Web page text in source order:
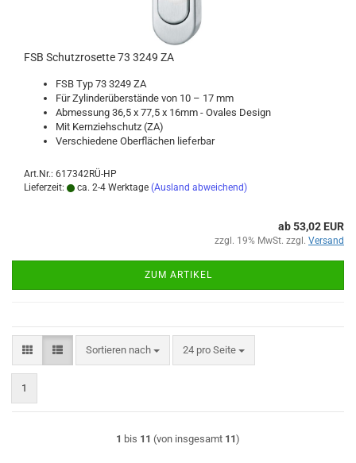
FSB Schutz­ro­set­te 73 3249 ZA
FSB Typ 73 3249 ZA
Für Zy­lin­der­über­stän­de von 10 – 17 mm
Ab­mes­sung 36,5 x 77,5 x 16mm - Ova­les De­sign
Mit Kern­zieh­schutz (ZA)
Ver­schie­de­ne Ober­flä­chen lie­fer­bar
Art.Nr.: 617342RÜ-HP
Lieferzeit:
ca. 2-4 Werktage (Ausland abweichend)
ab 53,02 EUR
zzgl. 19% MwSt. zzgl. Versand
ZUM ARTIKEL
Sortieren nach
Sortieren nach 24 pro Seite
pro Seite
1
1 bis 11 (von insgesamt 11)